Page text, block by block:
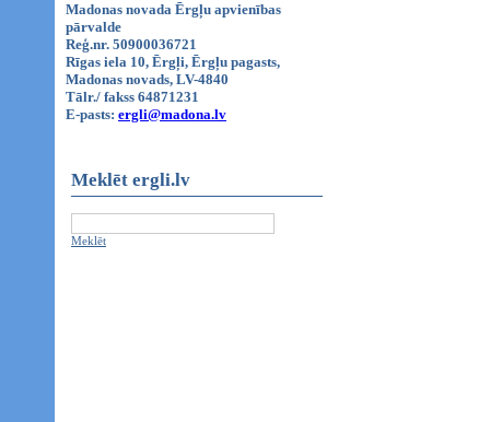
Madonas novada Ērgļu apvienības
pārvalde
Reģ.nr. 50900036721
Rīgas iela 10, Ērgļi, Ērgļu pagasts,
Madonas novads, LV-4840
Tālr./ fakss 64871231
E-pasts: ergli@madona.lv
Meklēt ergli.lv
Meklēt